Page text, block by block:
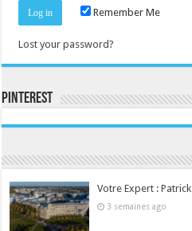
Remember Me
Lost your password?
Pinterest
Votre Expert :
3 semaines ago